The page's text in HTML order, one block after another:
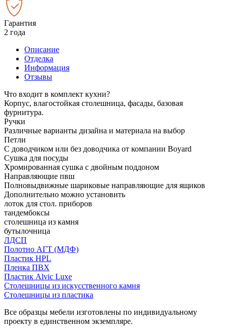
Гарантия
2 года
Описание
Отделка
Информация
Отзывы
Что входит в комплект кухни?
Корпус, влагостойкая столешница, фасады, базовая
фурнитура.
Ручки
Различные варианты дизайна и материала на выбор
Петли
С доводчиком или без доводчика от компании Boyard
Сушка для посуды
Хромированная сушка с двойным поддоном
Направляющие пвш
Полновыдвижные шариковые направляющие для ящиков
Дополнительно можно установить
лоток для стол. приборов
тандембоксы
столешница из камня
бутылочница
ЛДСП
Полотно АГТ (МДФ)
Пластик HPL
Пленка ПВХ
Пластик Alvic Luxe
Столешницы из искусственного камня
Столешницы из пластика
Все образцы мебели изготовлены по индивидуальному
проекту в единственном экземпляре.